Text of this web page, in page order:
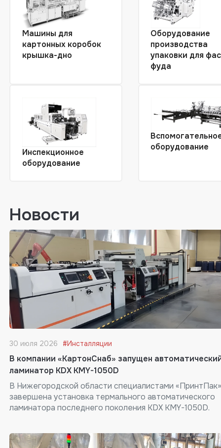
Машины для
картонных коробок
крышка-дно
Оборудование
производства
упаковки для
фуда
Инспекционное
оборудование
оборудование
Новости
30 июля 2026 #Инсталляции
В компании «КартонСнаб» запущен
ламинатор KDX KMY-1050D
В Нижегородской области специалистами «ПринтПак»
завершена установка термального автоматического
ламинатора последнего поколения KDX KMY-1050D.